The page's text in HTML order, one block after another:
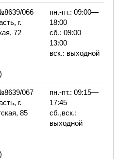
066
г.
72
пн.-пт.: 09:00—
18:00
сб.: 09:00—
13:00
вск.: выходной
067
г.
85
пн.-пт.: 09:15—
17:45
сб.,вск.:
выходной